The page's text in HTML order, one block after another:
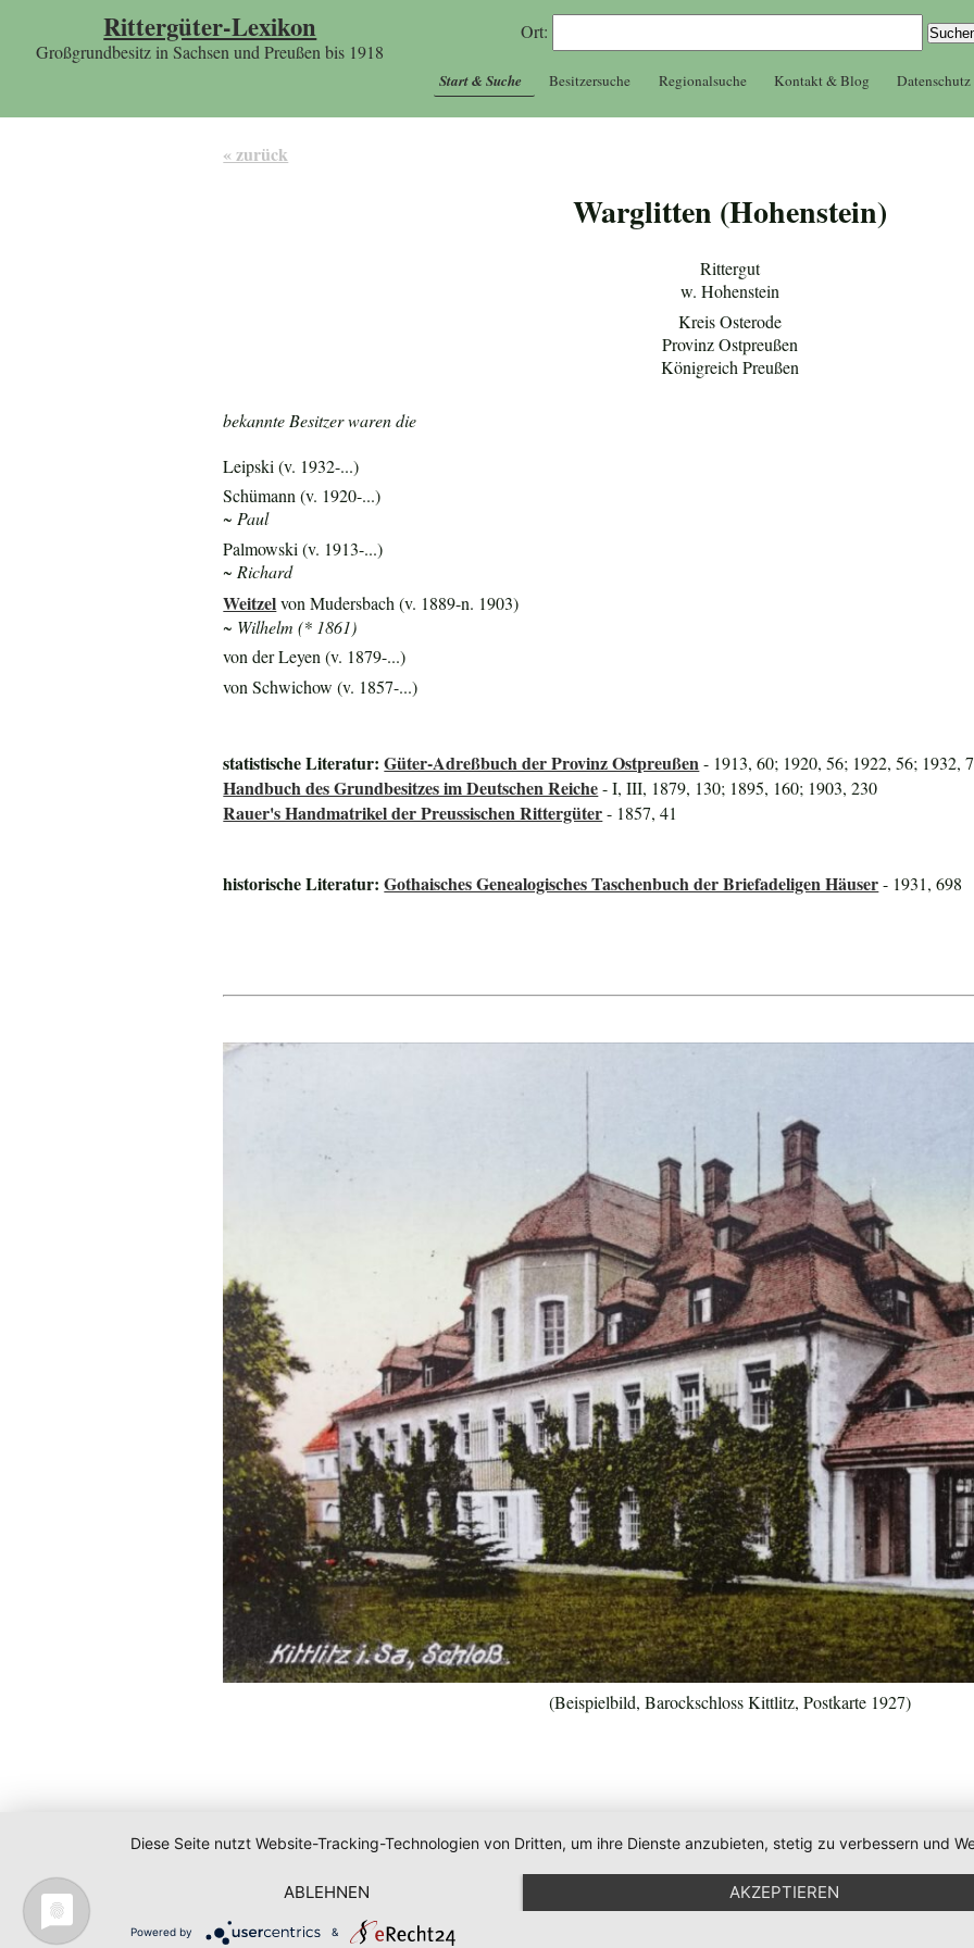
Rittergüter-Lexikon
Großgrundbesitz in Sachsen und Preußen bis 1918
Ort:
Start & Suche Besitzersuche Regionalsuche Kontakt & Blog Datenschutz
« zurück
Warglitten (Hohenstein)
Rittergut
w. Hohenstein
Kreis Osterode
Provinz Ostpreußen
Königreich Preußen
bekannte Besitzer waren die
Leipski (v. 1932-...)
Schümann (v. 1920-...)
~ Paul
Palmowski (v. 1913-...)
~ Richard
Weitzelvon Mudersbach (v. 1889-n. 1903)
~ Wilhelm (* 1861)
von der Leyen (v. 1879-...)
von Schwichow (v. 1857-...)
statistische Literatur:Güter-Adreßbuch der Provinz Ostpreußen- 1913, 60; 1920, 56; 1922, 56; 1932,
Handbuch des Grundbesitzes im Deutschen Reiche- I, III, 1879, 130; 1895, 160; 1903, 230
Rauer's Handmatrikel der Preussischen Rittergüter- 1857, 41
historische Literatur:Gothaisches Genealogisches Taschenbuch der Briefadeligen Häuser- 1931, 698
(Beispielbild, Barockschloss Kittlitz, Postkarte 1927)
Diese Seite nutzt Website-Tracking-Technologien von Dritten, um ihre Dienste anzubieten, stetig zu verbessern und
ABLEHNEN AKZEPTIEREN
Powered by &